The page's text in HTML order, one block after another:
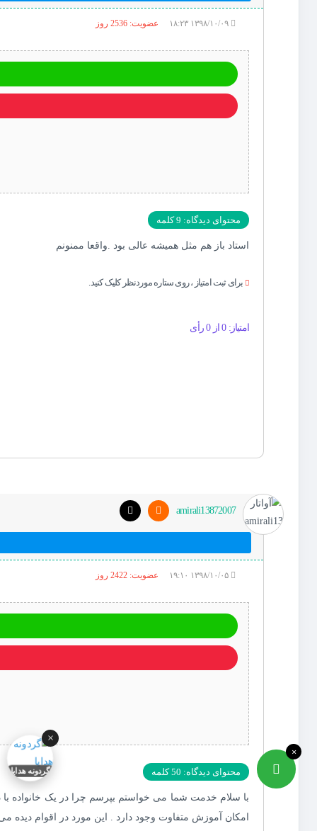
عضویت: 2536 روز
محتوای دیدگاه: 9 کلمه
استاد باز هم مثل همیشه عالی بود .واقعا ممنونم
برای ثبت امتیاز ، روی ستاره موردنظر کلیک کنید.
امتیاز: 0 از 0 رأی
amirali13872007
عضویت: 2422 روز
محتوای دیدگاه: 50 کلمه
با سلام خدمت شما می خواستم بپرسم چرا در یک خانواده با
امکان آموزش متفاوت وجود دارد . این مورد در اقوام دیده
×
×
گردونه هدایا